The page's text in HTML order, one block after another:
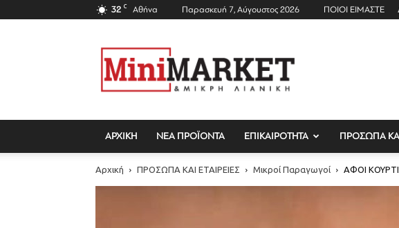
32 C Αθήνα Παρασκευή 7, Αύγουστος 2026 ΠΟΙΟΙ ΕΙΜΑΣΤΕ
Mini
Market
Magazine
ΑΡΧΙΚΗ ΝΕΑ ΠΡΟΪΟΝΤΑ ΕΠΙΚΑΙΡΟΤΗΤΑ ΠΡΟΣΩΠΑ
Αρχική ΠΡΟΣΩΠΑ ΚΑΙ ΕΤΑΙΡΕΙΕΣ Μικροί Παραγωγοί ΑΦΟΙ